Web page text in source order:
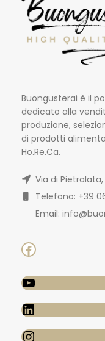
Buongusterai è il
dedicato alla
produzione,
di prodotti
Ho.Re.Ca.
Via di Pietralata,
Telefono: +39
Email: